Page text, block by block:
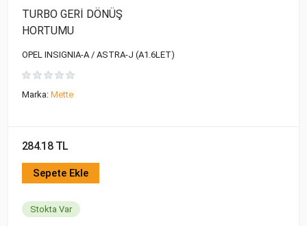
TURBO GERİ DÖNÜŞ
HORTUMU
OPEL INSIGNIA-A / ASTRA-J (A1.6LET)
Marka: Mette
284.18 TL
Sepete Ekle
Stokta Var